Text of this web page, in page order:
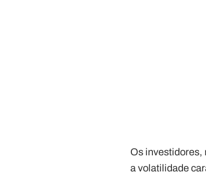
Os investidores,
a volatilidade